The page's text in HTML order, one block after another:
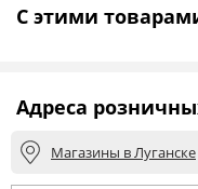
С этими
Адреса
Магазины в Луганске